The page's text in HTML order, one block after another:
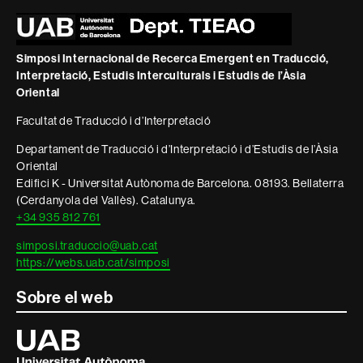
informació
legal
Simposi Internacional de Recerca Emergent en Traducció,
Interpretació, Estudis Interculturals i Estudis de l’Àsia
Oriental
Facultat de Traducció i d’Interpretació
Departament de Traducció i d’Interpretació i d’Estudis de l’Àsia
Oriental
Edifici K - Universitat Autònoma de Barcelona. 08193. Bellaterra
(Cerdanyola del Vallès). Catalunya.
+34 935 812 761
simposi.traduccio@uab.cat
https://webs.uab.cat/simposi
Sobre el web
Universitat
Autònoma
de